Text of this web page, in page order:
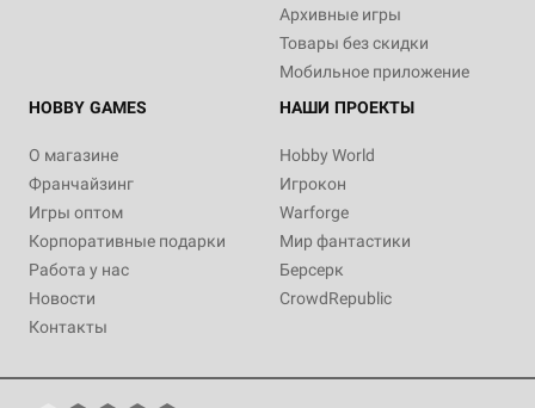
Архивные игры
Товары без скидки
Мобильное приложение
HOBBY GAMES
О магазине
Франчайзинг
Игры оптом
Корпоративные подарки
Работа у нас
Новости
Контакты
НАШИ ПРОЕКТЫ
Hobby World
Игрокон
Warforge
Мир фантастики
Берсерк
CrowdRepublic